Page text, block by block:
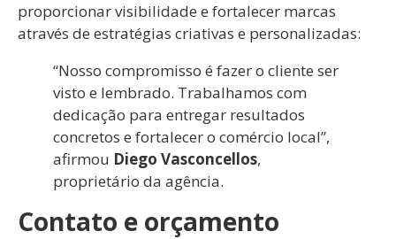
proporcionar visibilidade e fortalecer marcas
através de estratégias criativas e personalizadas:
“Nosso compromisso é fazer o cliente ser
visto e lembrado. Trabalhamos com
dedicação para entregar resultados
concretos e fortalecer o comércio local”,
afirmou Diego Vasconcellos,
proprietário da agência.
Contato e orçamento